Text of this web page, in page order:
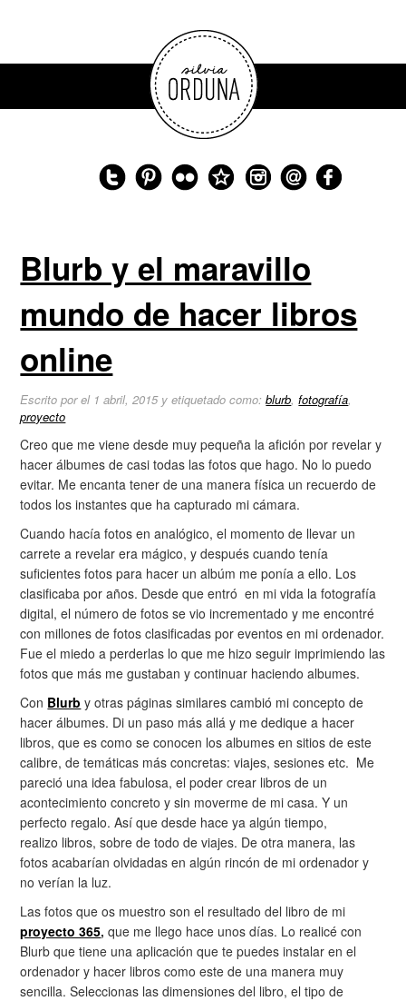
Blurb y el maravillo
mundo de hacer libros
online
Escrito por el 1 abril, 2015 y etiquetado como:blurb,fotografía,
proyecto
Creo que me viene desde muy pequeña la afición por revelar y
hacer álbumes de casi todas las fotos que hago. No lo puedo
evitar. Me encanta tener de una manera física un recuerdo de
todos los instantes que ha capturado mi cámara.
Cuando hacía fotos en analógico, el momento de llevar un
carrete a revelar era mágico, y después cuando tenía
suficientes fotos para hacer un albúm me ponía a ello. Los
clasificaba por años. Desde que entró en mi vida la fotografía
digital, el número de fotos se vio incrementado y me encontré
con millones de fotos clasificadas por eventos en mi ordenador.
Fue el miedo a perderlas lo que me hizo seguir imprimiendo las
fotos que más me gustaban y continuar haciendo albumes.
Con Blurb y otras páginas similares cambió mi concepto de
hacer álbumes. Di un paso más allá y me dedique a hacer
libros, que es como se conocen los albumes en sitios de este
calibre, de temáticas más concretas: viajes, sesiones etc. Me
pareció una idea fabulosa, el poder crear libros de un
acontecimiento concreto y sin moverme de mi casa. Y un
perfecto regalo. Así que desde hace ya algún tiempo,
realizo libros, sobre de todo de viajes. De otra manera, las
fotos acabarían olvidadas en algún rincón de mi ordenador y
no verían la luz.
Las fotos que os muestro son el resultado del libro de mi
proyecto 365, que me llego hace unos días. Lo realicé con
Blurb que tiene una aplicación que te puedes instalar en el
ordenador y hacer libros como este de una manera muy
sencilla. Seleccionas las dimensiones del libro, el tipo de